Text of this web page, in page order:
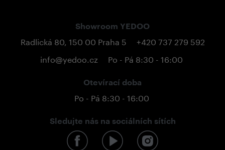
Showroom YEDOO
Radlická 80, 150 00 Praha 5
+420 737 279 592
info@yedoo.cz
Po - Pá 8:30 - 16:00
Otevírací doba
Po - Pá 8:30 - 16:00
Sledujte nás na sociálních sítích